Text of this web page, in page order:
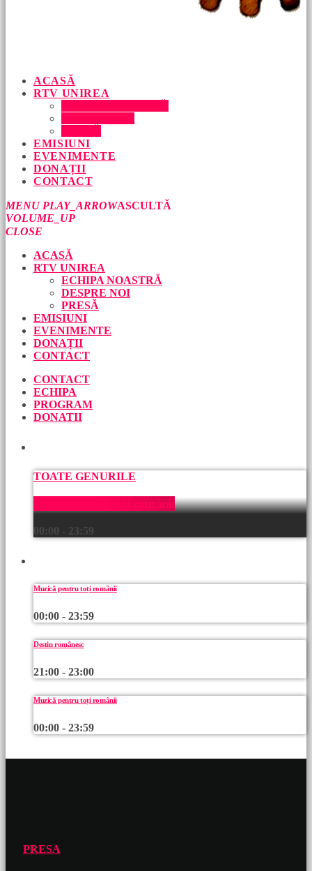
ACASĂ
RTV UNIREA
EMISIUNI
EVENIMENTE
DONAȚII
CONTACT
MENU PLAY_ARROWASCULTĂ
VOLUME_UP
CLOSE
ACASĂ
RTV UNIREA
ECHIPA NOASTRĂ
DESPRE NOI
PRESĂ
EMISIUNI
EVENIMENTE
DONAȚII
CONTACT
CONTACT
ECHIPA
PROGRAM
DONATII
TOATE GENURILE
Muzică pentru toți românii
00:00 - 23:59
Muzică pentru toți românii
00:00 - 23:59
Destin românesc
21:00 - 23:00
Muzică pentru toți românii
00:00 - 23:59
PRESA